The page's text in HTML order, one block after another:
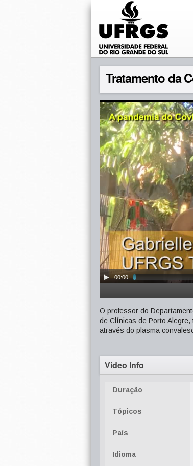
Tratamento da
00:00
O professor do
de Clínicas de Porto
através do plasma
Video Info
Duração
Tópicos
País
Idioma